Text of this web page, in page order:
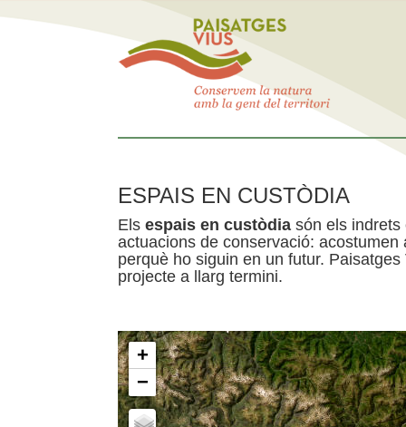
ESPAIS EN CUSTÒDIA
Els espais en custòdia són els indrets
actuacions de conservació:
perquè ho siguin en un futur.
projecte a llarg termini.
+
−